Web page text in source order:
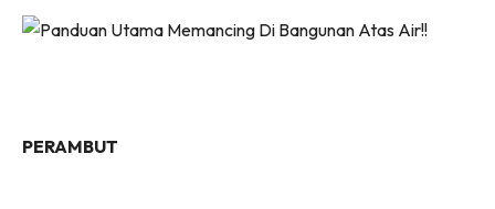
PERAMBUT